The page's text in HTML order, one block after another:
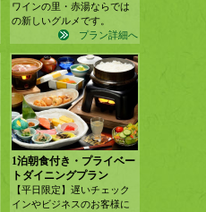
ワインの里・赤湯ならでは
の新しいグルメです。
プラン詳細へ
1泊朝食付き・プライベー
トダイニングプラン
【平日限定】遅いチェック
インやビジネスのお客様に